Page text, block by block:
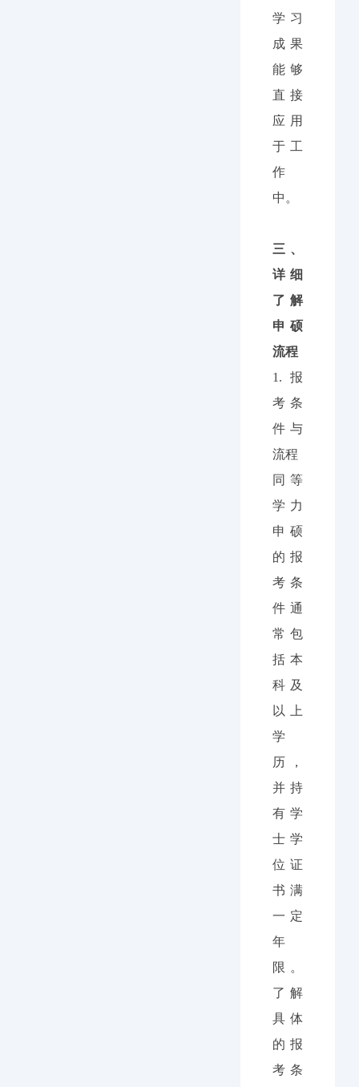
学习
成果
能够
直接
应用
于工
作
中。
三、
详细
了解
申硕
流程
1. 报
考条
件与
流程
同等
学力
申硕
的报
考条
件通
常包
括本
科及
以上
学
历，
并持
有学
士学
位证
书满
一定
年
限。
了解
具体
的报
考条